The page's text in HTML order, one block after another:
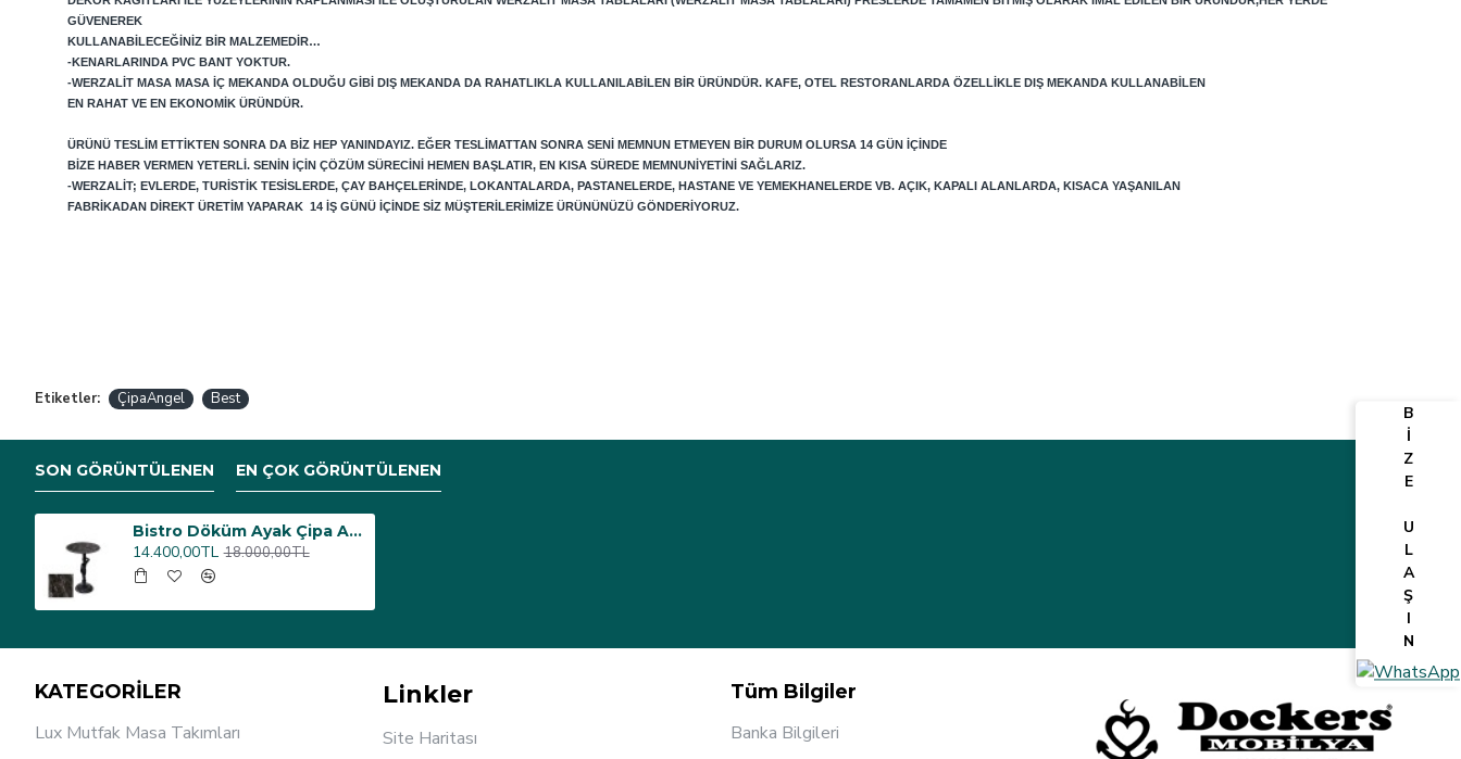
GÜVENEREK
KULLANABILECEĞINIZ BIR MALZEMEDIR…
-KENARLARINDA PVC BANT YOKTUR.
-WERZALIT MASA MASA IÇ MEKANDA OLDUĞU GIBI DIŞ MEKANDA DA RAHATLIKLA KULLANILABILEN BIR ÜRÜNDÜR. KAFE, OTEL RESTORANLARDA ÖZELLIKLE DIŞ MEKANDA KULLANABILEN
EN RAHAT VE EN EKONOMIK ÜRÜNDÜR.
ÜRÜNÜ TESLIM ETTIKTEN SONRA DA BIZ HEP YANINDAYIZ. EĞER TESLIMATTAN SONRA SENI MEMNUN ETMEYEN BIR DURUM OLURSA 14 GÜN IÇINDE
BIZE HABER VERMEN YETERLI. SENIN IÇIN ÇÖZÜM SÜRECINI HEMEN BAŞLATIR, EN KISA SÜREDE MEMNUNIYETINI SAĞLARIZ.
-WERZALIT; EVLERDE, TURISTIK TESISLERDE, ÇAY BAHÇELERINDE, LOKANTALARDA, PASTANELERDE, HASTANE VE YEMEKHANELERDE VB. AÇIK, KAPALI ALANLARDA, KISACA YAŞANILAN
FABRIKADAN DIREKT ÜRETIM YAPARAK 14 IŞ GÜNÜ IÇINDE SIZ MÜŞTERILERIMIZE ÜRÜNÜNÜZÜ GÖNDERIYORUZ.
Etiketler: ÇipaAngel Best
SON GÖRÜNTÜLENEN EN ÇOK GÖRÜNTÜLENEN
Bistro Döküm Ayak Çipa Angel Masa - (Werzalit, Wermodin ve Allzalit Tabla 70 cm çap) - Teramo
14.400,00TL 18.000,00TL
KATEGORİLER
Lux Mutfak Masa Takımları
Linkler
Site Haritası
Tüm Bilgiler
Banka Bilgileri
B
İ
Z
E
U
L
A
Ş
I
N